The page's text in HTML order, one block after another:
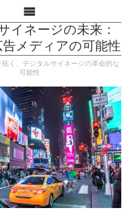
イネージの未来：
メディアの可能性
く、デジタルサイネージの革命的な
可能性